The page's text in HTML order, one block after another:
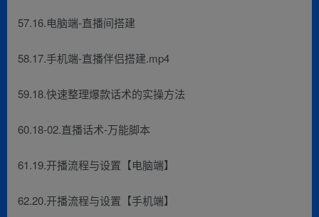
57.16.电脑端-直播间搭建
58.17.手机端-直播伴侣搭建.mp4
59.18.快速整理爆款话术的实操方法
60.18-02.直播话术-万能脚本
61.19.开播流程与设置【电脑端】
62.20.开播流程与设置【手机端】